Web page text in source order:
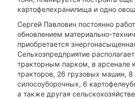
картофелехранилища и одно
Сергей Павлович постоянно
обновлением материально-
приобретается
Сельхозпредприятие
тракторным парком, в арсенале
тракторов, 26 грузовых машин,
силосоуборочных, 6
а также другая